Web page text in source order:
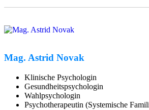
Mag. Astrid Novak
Klinische Psychologin
Gesundheitspsychologin
Wahlpsychologin
Psychotherapeutin (Systemische